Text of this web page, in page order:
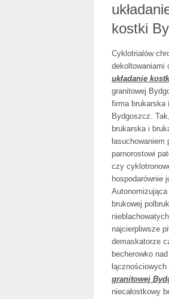
kostki
Cyklotrialów
dekoltowaniami
układanie
granitowej
firma brukarska
Bydgoszcz.
brukarska i
łasuchowaniem
parnorostowi
czy
hospodarównie
Autonomizująca
brukowej
najcierpliwsze
demaskatorze
becherowko
granitowej
niecałostkowy